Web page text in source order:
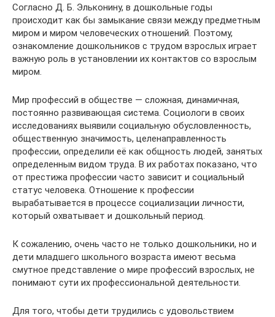
Согласно Д. Б. Эльконину, в дошкольные годы
происходит как бы замыкание связи между предметным
миром и миром человеческих отношений. Поэтому,
ознакомление дошкольников с трудом взрослых играет
важную роль в установлении их контактов со взрослым
миром.
Мир профессий в обществе — сложная, динамичная,
постоянно развивающая система. Социологи в своих
исследованиях выявили социальную обусловленность,
общественную значимость, целенаправленность
профессии, определили её как общность людей, занятых
определенным видом труда. В их работах показано, что
от престижа профессии часто зависит и социальный
статус человека. Отношение к профессии
вырабатывается в процессе социализации личности,
который охватывает и дошкольный период.
К сожалению, очень часто не только дошкольники, но и
дети младшего школьного возраста имеют весьма
смутное представление о мире профессий взрослых, не
понимают сути их профессиональной деятельности.
Для того, чтобы дети трудились с удовольствием